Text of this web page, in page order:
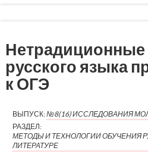
Нетрадиционные
русского языка
к ОГЭ
ВЫПУСК:№8(16) ИССЛЕДОВАНИЯ
РАЗДЕЛ:
МЕТОДЫ И ТЕХНОЛОГИИ ОБУЧЕНИЯ
ЛИТЕРАТУРЕ